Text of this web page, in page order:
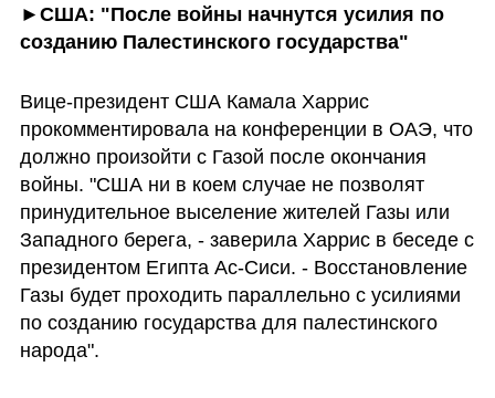
►CША: "После войны начнутся усилия по
созданию Палестинского государства"
Вице-президент США Камала Харрис
прокомментировала на конференции в ОАЭ, что
должно произойти с Газой после окончания
войны. "США ни в коем случае не позволят
принудительное выселение жителей Газы или
Западного берега, - заверила Харрис в беседе с
президентом Египта Ас-Сиси. - Восстановление
Газы будет проходить параллельно с усилиями
по созданию государства для палестинского
народа".